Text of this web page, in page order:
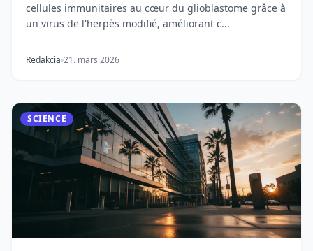
cellules immunitaires au cœur du glioblastome grâce à
un virus de l'herpès modifié, améliorant c...
Redakcia 21. mars 2026
SCIENCE